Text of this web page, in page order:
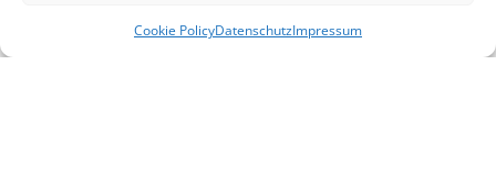
Cookie PolicyDatenschutzImpressum
Niederbayern e. V.